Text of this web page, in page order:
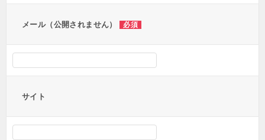
メール（公開されません） 必須
サイト